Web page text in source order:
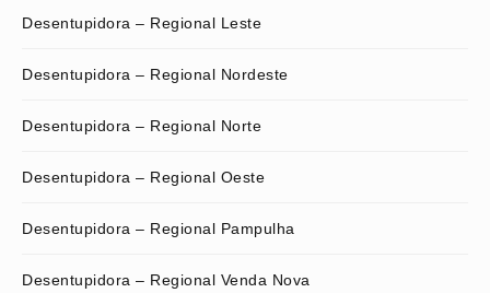
Desentupidora – Regional Leste
Desentupidora – Regional Nordeste
Desentupidora – Regional Norte
Desentupidora – Regional Oeste
Desentupidora – Regional Pampulha
Desentupidora – Regional Venda Nova